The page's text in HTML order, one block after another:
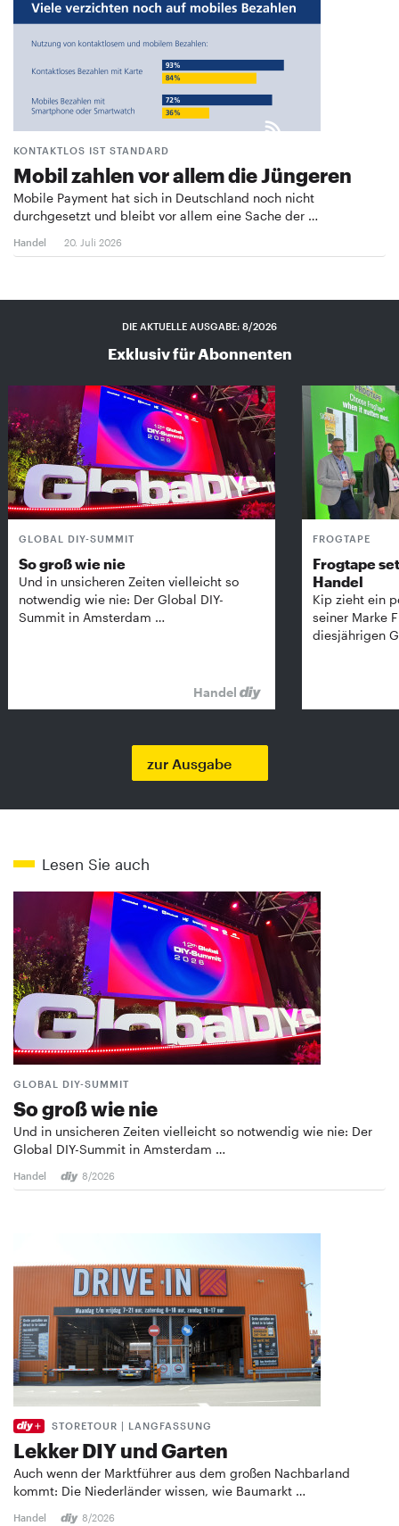
KONTAKTLOS IST STANDARD
Mobil zahlen vor allem die Jüngeren
Mobile Payment hat sich in Deutschland noch nicht
durchgesetzt und bleibt vor allem eine Sache der …
Handel 20. Juli 2026
DIE AKTUELLE AUSGABE: 8/2026
Exklusiv für Abonnenten
GLOBAL DIY-SUMMIT
So groß wie nie
Und in unsicheren Zeiten vielleicht so
notwendig wie nie: Der Global DIY-
Summit in Amsterdam …
Handel
FROGTAPE
Frogtape
Handel
Kip zieht ein
seiner Marke
diesjährigen
zur Ausgabe
Lesen Sie auch
GLOBAL DIY-SUMMIT
So groß wie nie
Und in unsicheren Zeiten vielleicht so notwendig wie nie: Der
Global DIY-Summit in Amsterdam …
Handel 8/2026
STORETOUR | LANGFASSUNG
Lekker DIY und Garten
Auch wenn der Marktführer aus dem großen Nachbarland
kommt: Die Niederländer wissen, wie Baumarkt …
Handel 8/2026